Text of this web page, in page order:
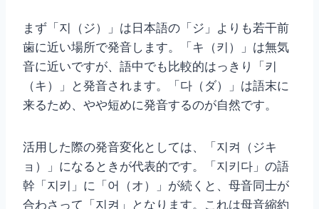
まず「지（ジ）」は日本語の「ジ」よりも若干前
歯に近い場所で発音します。「キ（키）」は無気
音に近いですが、語中でも比較的はっきり「키
（キ）」と発音されます。「다（ダ）」は語末に
来るため、やや短めに発音するのが自然です。
活用した際の発音変化としては、「지켜（ジキ
ョ）」になるときが代表的です。「지키다」の語
幹「지키」に「어（オ）」が続くと、母音同士が
合わさって「지켜」となります。これは母音縮約